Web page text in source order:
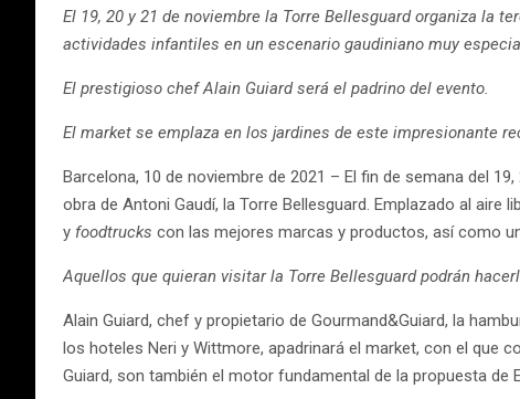
El 19, 20 y 21 de noviembre la Torre Bellesguard organiza la
actividades infantiles en un escenario gaudiniano muy
El prestigioso chef Alain Guiard será el padrino del evento.
El market se emplaza en los jardines de este impresionante
Barcelona, 10 de noviembre de 2021 – El fin de semana del
obra de Antoni Gaudí, la Torre Bellesguard. Emplazado al aire
y foodtrucks con las mejores marcas y productos, así como
Aquellos que quieran visitar la Torre Bellesguard podrán
Alain Guiard, chef y propietario de Gourmand&Guiard, la
los hoteles Neri y Wittmore, apadrinará el market, con el que
Guiard, son también el motor fundamental de la propuesta de